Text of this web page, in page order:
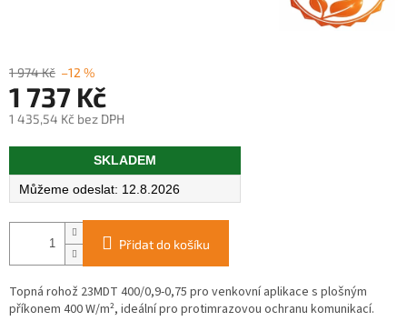
1 974 Kč –12 %
1 737 Kč
1 435,54 Kč bez DPH
Měrná
SKLADEM
12.8.2026
Přidat do košíku
Topná rohož 23MDT 400/0,9-0,75 pro venkovní aplikace s plošným
příkonem 400 W/m², ideální pro protimrazovou ochranu komunikací.